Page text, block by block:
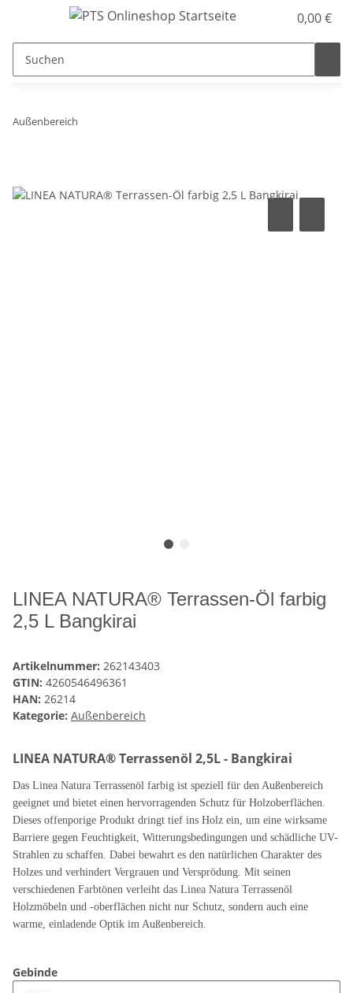
0,00 €
Außenbereich
LINEA NATURA® Terrassen-Öl farbig
2,5 L Bangkirai
Artikelnummer: 262143403
GTIN: 4260546496361
HAN: 26214
Kategorie: Außenbereich
LINEA NATURA® Terrassenöl 2,5L - Bangkirai
Das Linea Natura Terrassenöl farbig ist speziell für den Außenbereich
geeignet und bietet einen hervorragenden Schutz für Holzoberflächen.
Dieses offenporige Produkt dringt tief ins Holz ein, um eine wirksame
Barriere gegen Feuchtigkeit, Witterungsbedingungen und schädliche UV-
Strahlen zu schaffen. Dabei bewahrt es den natürlichen Charakter des
Holzes und verhindert Vergrauen und Versprödung. Mit seinen
verschiedenen Farbtönen verleiht das Linea Natura Terrassenöl
Holzmöbeln und -oberflächen nicht nur Schutz, sondern auch eine
warme, einladende Optik im Außenbereich.
Gebinde